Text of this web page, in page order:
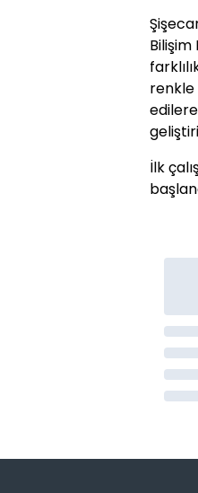
renkle
İlk